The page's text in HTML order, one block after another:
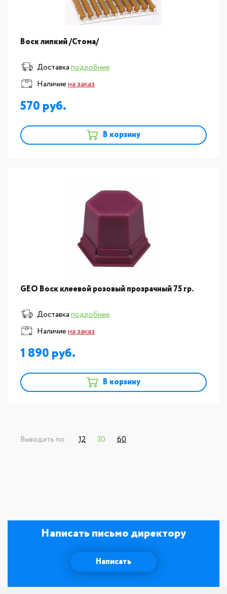
Воск липкий /Стома/
Доставкаподробнее
Наличиена заказ
570
В корзину
GEO Воск клеевой розовый прозрачный 75 гр.
Доставкаподробнее
Наличиена заказ
1 890
В корзину
Выводить по: 12 30 60
Написать письмо директору
Написать